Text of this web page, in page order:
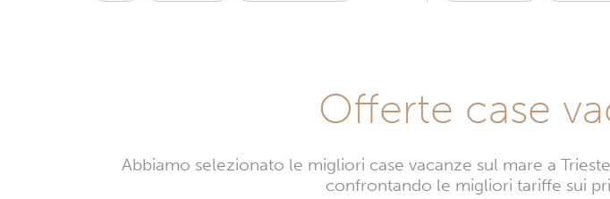
Offerte case
Abbiamo selezionato le migliori case vacanze sul mare a
confrontando le migliori tariffe sui